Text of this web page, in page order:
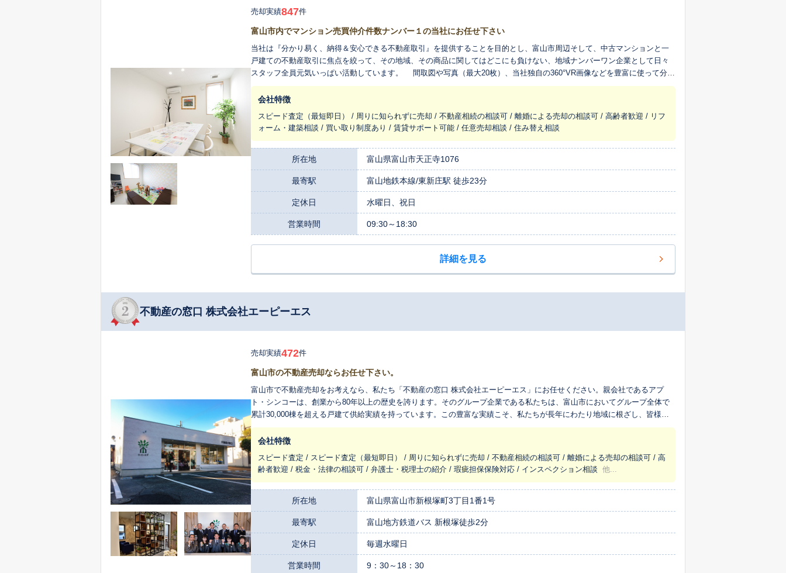
売却実績847件
富山市内でマンション売買仲介件数ナンバー１の当社にお任せ下さい
当社は『分かり易く、納得＆安心できる不動産取引』を提供することを目的とし、富山市周辺そして、中古マンションと一
戸建ての不動産取引に焦点を絞って、その地域、その商品に関してはどこにも負けない、地域ナンバーワン企業として日々
スタッフ全員元気いっぱい活動しています。 間取図や写真（最大20枚）、当社独自の360°VR画像などを豊富に使って分り
易く、年間１０００万円以上の広告費を使ってスピーディーに不動産情報をお伝えします！ 【当社のお客様対応者の選定基
準】 ●宅地建物取引主任士の資格保有者 ●売買仲介営業5年以上経験 ●累計100件以上の売買仲介実績 ●市場相場よりも高値で
の周辺環境について熟知している ●不動産売却に関しての法律や税金、控除に関しての知識を持っている ●物件ごとに売却ま
での道筋を描き、安易な値下げをしない 土・日も営業しておりますので、お気軽にお立ち寄り下さい。
会社特徴
スピード査定（最短即日） / 周りに知られずに売却 / 不動産相続の相談可 / 離婚による売却の相談可 / 高齢者歓迎 / リフ
ォーム・建築相談 / 買い取り制度あり / 賃貸サポート可能 / 任意売却相談 / 住み替え相談
所在地 富山県富山市天正寺1076
最寄駅 富山地鉄本線/東新庄駅 徒歩23分
定休日 水曜日、祝日
営業時間 09:30～18:30
詳細を見る
不動産の窓口 株式会社エーピーエス
売却実績472件
富山市の不動産売却ならお任せ下さい。
富山市で不動産売却をお考えなら、私たち「不動産の窓口 株式会社エーピーエス」にお任せください。親会社であるアプ
ト・シンコーは、創業から80年以上の歴史を誇ります。そのグループ企業である私たちは、富山市においてグループ全体で
累計30,000棟を超える戸建て供給実績を持っています。この豊富な実績こそ、私たちが長年にわたり地域に根ざし、皆様の
住まいづくりに貢献してきた信頼の証です。地域と共に歩んできた歴史と経験が、私たちの強みです。 私たちが多くのお客
様から選ばれる理由は、その確かな実績にあります。多くのお客様から大切な不動産の売却をお任せいただいており、その
件で次の所有者様へとつなぐお手伝いをいたします。 売却の理由は、お客様の数だけ存在します。私たちは、一般的な戸建
てや土地の売買はもちろん、相続に伴う複雑な手続き、活用が難しい空き家の管理・売却、離婚時の財産分与、任意売却と
いった専門知識を要するご相談を得意としています。弁護士、司法書士、税理士といった各分野の専門家と緊密に連携して
おり、法律や税金に関するお悩みも一括してご相談いただけます。経験豊富なスタッフや女性スタッフが、お客様一人ひと
りのご事情に親身に寄り添い、最適な解決策をご提案します。 査定においては、長年培った知識や経験と、グループが持つ
豊富な物件データをもとに、市場の動向を的確に捉えた価格をご提示します。しかし、私たちの役目はそれだけではありま
す。富山市の不動産のことなら、どんな些細なことでも構いません。お客様の大切な一歩を、地域を知り尽くした私たちが
全力でサポートいたします。 まずはお気軽にご相談ください。
会社特徴
スピード査定 / スピード査定（最短即日） / 周りに知られずに売却 / 不動産相続の相談可 / 離婚による売却の相談可 / 高
齢者歓迎 / 税金・法律の相談可 / 弁護士・税理士の紹介 / 瑕疵担保保険対応 / インスペクション相談 他...
所在地 富山県富山市新根塚町3丁目1番1号
最寄駅 富山地方鉄道バス 新根塚徒歩2分
定休日 毎週水曜日
営業時間 9：30～18：30